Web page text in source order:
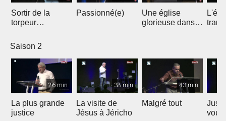
Sortir de la
torpeur
rebâtir la maison
de l'Éternel
Passionné(e)
Une église
glorieuse dans
Saison 2
26 min
La plus grande
justice
38 min
La visite de
Jésus à Jéricho
43 min
Malgré tout
vous